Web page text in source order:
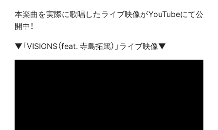
本楽曲を実際に歌唱したライブ映像がYouTubeにて公
開中！
▼「VISIONS（feat. 寺島拓篤）」ライブ映像▼